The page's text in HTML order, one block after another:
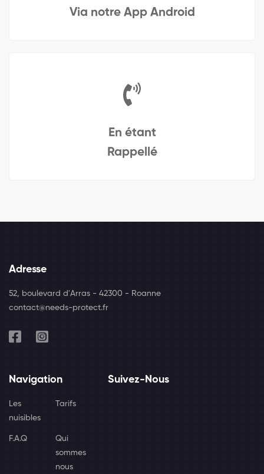
Via notre App Android
En étant
Rappellé
Adresse
52, boulevard d'Arras - 42300 - Roanne
contact@needs-protect.fr
Navigation
Les
nuisibles
Tarifs
F.A.Q
Qui
sommes
nous
Suivez-Nous